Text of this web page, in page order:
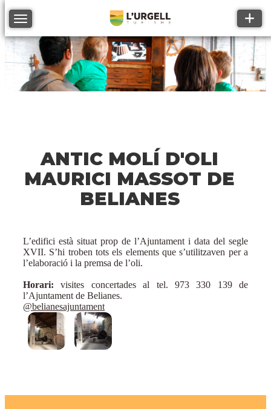
Toggle navigation
ANTIC MOLÍ D'OLI
MAURICI MASSOT DE
BELIANES
L’edifici està situat prop de l’Ajuntament i data del segle
XVII. S’hi troben tots els elements que s’utilitzaven per a
l’elaboració i la premsa de l’oli.
Horari:visites concertades al tel. 973 330 139 de
l’Ajuntament de Belianes.
@belianesajuntament